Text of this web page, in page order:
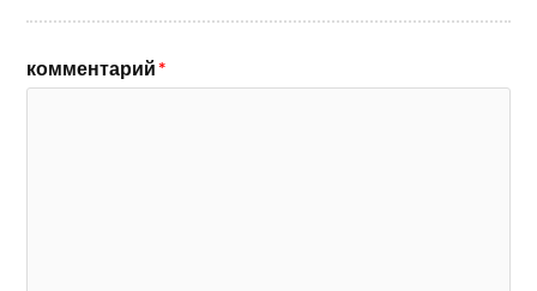
комментарий*